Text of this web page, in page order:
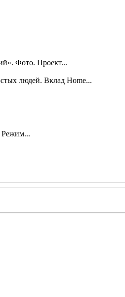
Фото. Проект...
людей. Вклад Home...
Режим...